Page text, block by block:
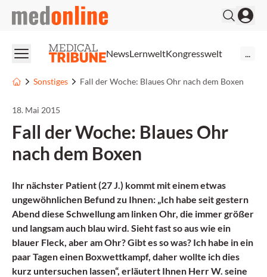
medonline
NewsLernweltKongresswelt
Sonstiges Fall der Woche: Blaues Ohr nach dem Boxen
18. Mai 2015
Fall der Woche: Blaues Ohr
nach dem Boxen
Ihr nächster Patient (27 J.) kommt mit einem etwas
ungewöhnlichen Befund zu Ihnen: „Ich habe seit gestern
Abend diese Schwellung am linken Ohr, die immer größer
und langsam auch blau wird. Sieht fast so aus wie ein
blauer Fleck, aber am Ohr? Gibt es so was? Ich habe in ein
paar Tagen einen Boxwettkampf, daher wollte ich dies
kurz untersuchen lassen“, erläutert Ihnen Herr W. seine